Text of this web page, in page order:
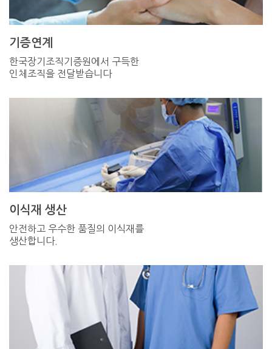
기증연계
한국장기조직기증원에서 구득한
인체조직을 전달받습니다
이식재 생산
안전하고 우수한 품질의 이식재를
생산합니다.